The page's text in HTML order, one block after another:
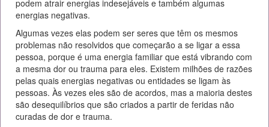
podem atrair energias indesejáveis ​​e também algumas
energias negativas.
Algumas vezes elas podem ser seres que têm os mesmos
problemas não resolvidos que começarão a se ligar a essa
pessoa, porque é uma energia familiar que está vibrando com
a mesma dor ou trauma para eles. Existem milhões de razões
pelas quais energias negativas ou entidades se ligam às
pessoas. Às vezes eles são de acordos, mas a maioria destes
são desequilíbrios que são criados a partir de feridas não
curadas de dor e trauma.